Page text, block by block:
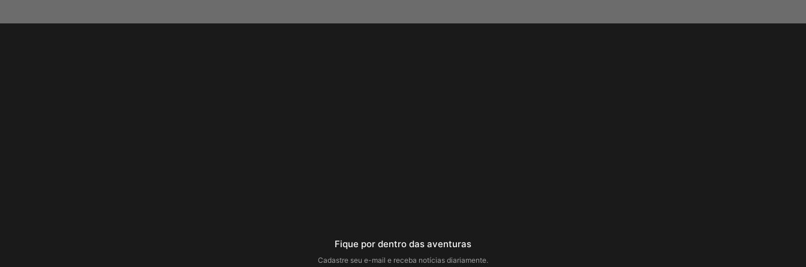
Fique por dentro das aventuras
Cadastre seu e-mail e receba notícias diariamente.